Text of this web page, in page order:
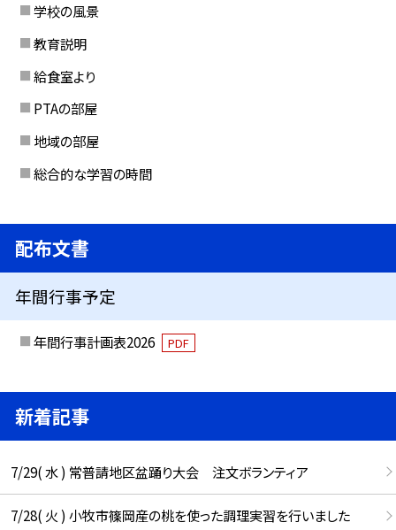
学校の風景
教育説明
給食室より
PTAの部屋
地域の部屋
総合的な学習の時間
配布文書
年間行事予定
年間行事計画表2026 PDF
新着記事
7/29( 水 ) 常普請地区盆踊り大会 注文ボランティア
7/28( 火 ) 小牧市篠岡産の桃を使った調理実習を行いました